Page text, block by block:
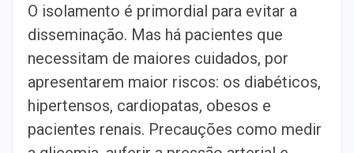
O isolamento é primordial para evitar a
disseminação. Mas há pacientes que
necessitam de maiores cuidados, por
apresentarem maior riscos: os diabéticos,
hipertensos, cardiopatas, obesos e
pacientes renais. Precauções como medir